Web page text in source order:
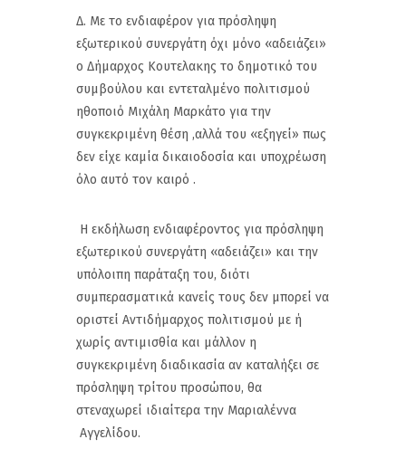
Δ. Με το ενδιαφέρον για πρόσληψη
εξωτερικού συνεργάτη όχι μόνο «αδειάζει»
ο Δήμαρχος Κουτελακης το δημοτικό του
συμβούλου και εντεταλμένο πολιτισμού
ηθοποιό Μιχάλη Μαρκάτο για την
συγκεκριμένη θέση ,αλλά του «εξηγεί» πως
δεν είχε καμία δικαιοδοσία και υποχρέωση
όλο αυτό τον καιρό .
Η εκδήλωση ενδιαφέροντος για πρόσληψη
εξωτερικού συνεργάτη «αδειάζει» και την
υπόλοιπη παράταξη του, διότι
συμπερασματικά κανείς τους δεν μπορεί να
οριστεί Αντιδήμαρχος πολιτισμού με ή
χωρίς αντιμισθία και μάλλον η
συγκεκριμένη διαδικασία αν καταλήξει σε
πρόσληψη τρίτου προσώπου, θα
στεναχωρεί ιδιαίτερα την Μαριαλέννα
Αγγελίδου.